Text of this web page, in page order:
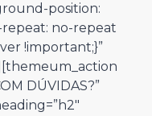
position:
no-repeat
!important;}”
DÚVIDAS?”